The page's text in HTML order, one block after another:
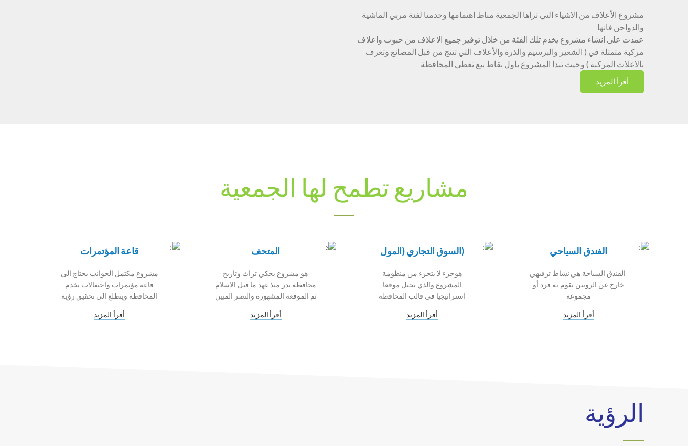
مشروع الأعلاف من الاشياء التي تراها الجمعية مناط اهتمامها وخدمتا لفئة مربي الماشية
والدواجن فانها
عمدت على انشاء مشروع يخدم تلك الفئة من خلال توفير جميع الاعلاف من حبوب واعلاف
مركبة متمثلة في ( الشعير والبرسيم والذرة والأعلاف التي تنتج من قبل المصانع وتعرف
بالاعلات المركبة ) وحيث تبدا المشروع باول نقاط بيع تغطي المحافظة
أقرأ المزيد
مشاريع تطمح لها الجمعية
الفندق السياحي
الفندق السياحة هي نشاط ترفيهي
خارج عن الروتين يقوم به فرد أو
مجموعة
أقرأ المزيد
(السوق التجاري (المول
هوجزء لا يتجزء من منظومة
المشروع والذي يحتل موقعا
استراتيجيا في قالب المحافظة
أقرأ المزيد
المتحف
هو مشروع يحكي تراث وتاريخ
محافظة بدر منذ عهد ما قبل الاسلام
ثم الموقعة المشهورة والنصر المبين
أقرأ المزيد
قاعة المؤتمرات
مشروع مكتمل الجوانب يحتاج الى
قاعة مؤتمرات واحتفالات يخدم
المحافظة ويتطلع الى تحقيق رؤية
أقرأ المزيد
الرؤية